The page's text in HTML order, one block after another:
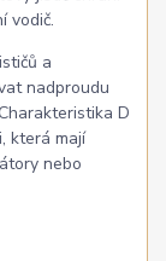
vodič.
a
nadproudu
D
která mají
nebo